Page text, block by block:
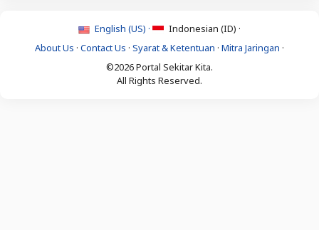
English (US) ·
Indonesian (ID) ·
About Us · Contact Us · Syarat & Ketentuan · Mitra Jaringan ·
©2026 Portal Sekitar Kita.
All Rights Reserved.